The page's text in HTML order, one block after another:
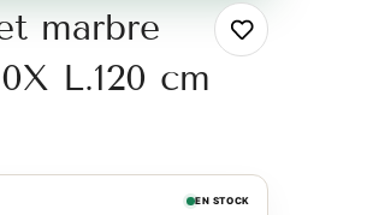
marbre
L.120 cm
EN STOCK